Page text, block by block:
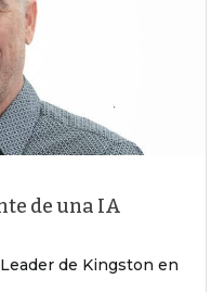
de una IA
de Kingston en